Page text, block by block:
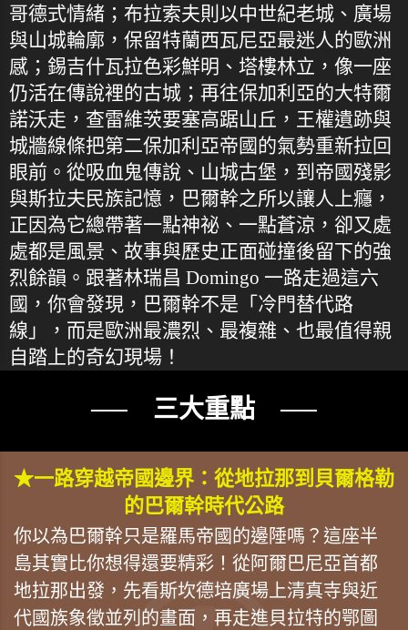
哥德式情緒；布拉索夫則以中世紀老城、廣場
與山城輪廓，保留特蘭西瓦尼亞最迷人的歐洲
感；錫吉什瓦拉色彩鮮明、塔樓林立，像一座
仍活在傳說裡的古城；再往保加利亞的大特爾
諾沃走，查雷維茨要塞高踞山丘，王權遺跡與
城牆線條把第二保加利亞帝國的氣勢重新拉回
眼前。從吸血鬼傳說、山城古堡，到帝國殘影
與斯拉夫民族記憶，巴爾幹之所以讓人上癮，
正因為它總帶著一點神祕、一點蒼涼，卻又處
處都是風景、故事與歷史正面碰撞後留下的強
烈餘韻。跟著林瑞昌 Domingo 一路走過這六
國，你會發現，巴爾幹不是「冷門替代路
線」，而是歐洲最濃烈、最複雜、也最值得親
自踏上的奇幻現場！
── 三大重點 ──
★一路穿越帝國邊界：從地拉那到貝爾格勒
的巴爾幹時代公路
你以為巴爾幹只是羅馬帝國的邊陲嗎？這座半
島其實比你想得還要精彩！從阿爾巴尼亞首都
地拉那出發，先看斯坎德培廣場上清真寺與近
代國族象徵並列的畫面，再走進貝拉特的鄂圖